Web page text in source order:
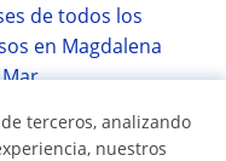
de todos los
en Magdalena
de todos los
en San Miguel
terceros, analizando
nuestros